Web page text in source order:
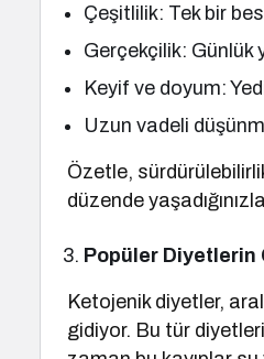
Çeşitlilik: Tek bir
Gerçekçilik: Günlük
Keyif ve doyum:
Uzun vadeli
Özetle,
düzende
Popüler Diyetlerin
Ketojenik diyetler,
gidiyor. Bu tür